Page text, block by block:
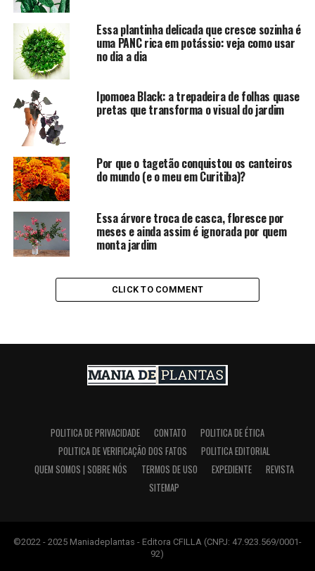
Essa plantinha delicada que cresce sozinha é
uma PANC rica em potássio: veja como usar
no dia a dia
Ipomoea Black: a trepadeira de folhas quase
pretas que transforma o visual do jardim
Por que o tagetão conquistou os canteiros
do mundo (e o meu em Curitiba)?
Essa árvore troca de casca, floresce por
meses e ainda assim é ignorada por quem
monta jardim
CLICK TO COMMENT
POLITICA DE PRIVACIDADE CONTATO
POLITICA DE ÉTICA
POLITICA DE VERIFICAÇÃO DOS FATOS
POLITICA EDITORIAL
QUEM SOMOS | SOBRE NÓS
TERMOS DE USO EXPEDIENTE
REVISTA
SITEMAP
©2022 - 2025 Maniadeplantas - Editora CFILLA (CNPJ: 47.923.569/0001-
92)